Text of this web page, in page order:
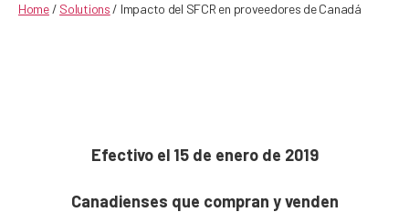
Home/ Solutions / Impacto del SFCR en proveedores de Canadá
Efectivo el 15 de enero de 2019
Canadienses que compran y venden